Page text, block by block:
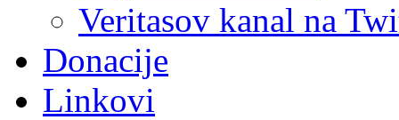
Veritasov kanal na
Donacije
Linkovi